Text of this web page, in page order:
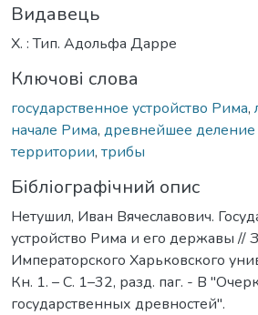
Видавець
Х. : Тип. Адольфа Дарре
Ключові слова
государственное устройство Рима,
начале Рима, древнейшее
территории, трибы
Бібліографічний опис
Нетушил, Иван Вячеславович.
устройство Рима и его державы //
Императорского Харьковского
Кн. 1. – С. 1–32, разд. паг. - В
государственных древностей".